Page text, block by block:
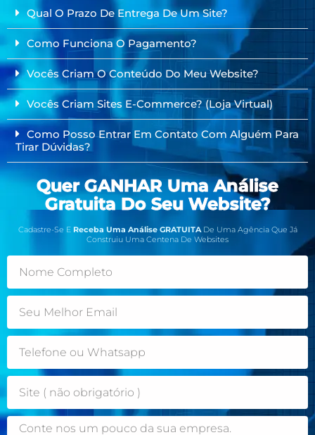
Qual O Prazo De Entrega De Um Site?
Como Funciona O Pagamento?
Vocês Criam O Conteúdo Do Meu Website?
Vocês Criam Sites E-Commerce? (Loja Virtual)
Como Posso Entrar Em Contato Com Alguém Para
Tirar Dúvidas?
Quer GANHAR Uma Análise
Gratuita Do Seu Website?
Cadastre-Se E Receba Uma Análise GRATUITADe Uma Agência Que Já
Construiu Uma Centena De Websites